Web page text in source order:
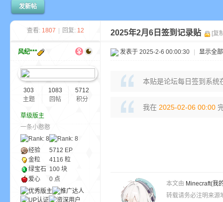
发新帖
查看: 1807 回复: 12 2025年2月6日签到记录贴 [复
风纪***
303
主题
1083
回帖
5712
积分
草级版主
一条小憨憨
经验 5712 EP
金粒
4116 粒
绿宝石 100 块
爱心
0 点
发表于 2025-2-6 00:00:30 显示全
本贴是论坛每日签到系统
我在 2025-02-06 00:00
本文由 Minecraft(我
转载请务必注明来源